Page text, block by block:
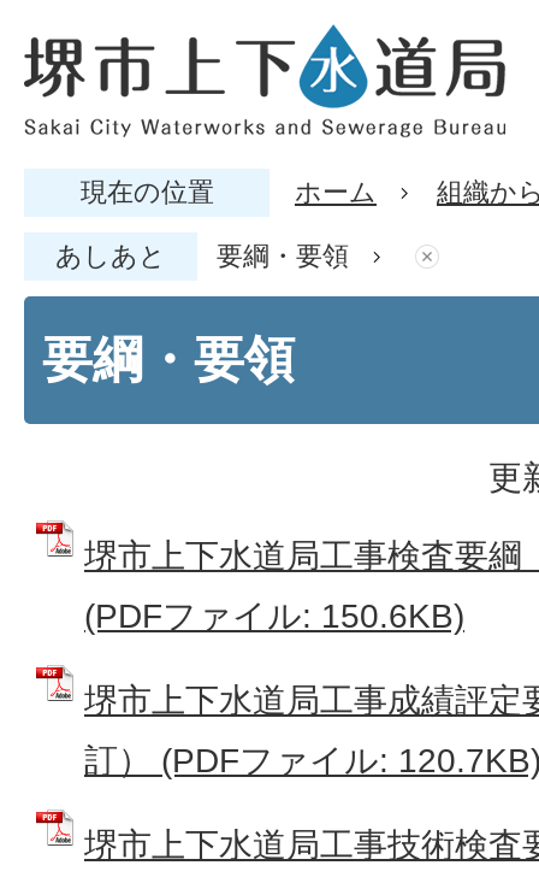
現在の位置 ホーム 組織か
あしあと 要綱・要領
要綱・要領
更
堺市上下水道局工事検査要綱
(PDFファイル: 150.6KB)
堺市上下水道局工事成績評定
訂） (PDFファイル:
堺市上下水道局工事技術検査